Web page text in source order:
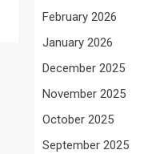
February 2026
January 2026
December 2025
November 2025
October 2025
September 2025